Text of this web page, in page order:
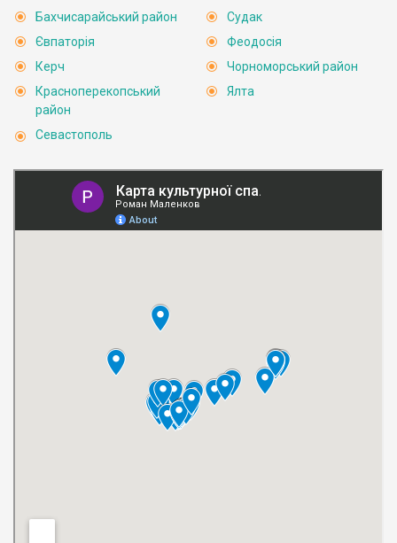
Бахчисарайський район
Євпаторія
Керч
Красноперекопський
район
Севастополь
Судак
Феодосія
Чорноморський район
Ялта